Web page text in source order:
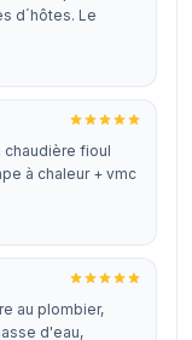
d´hôtes. Le
chaudière fioul
à chaleur + vmc
au plombier,
d'eau,